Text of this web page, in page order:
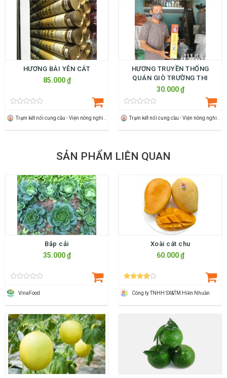
HƯƠNG BÀI YÊN CÁT
85.000 ₫
HƯƠNG TRUYỀN THỐNG
QUÁN GIÒ TRƯỜNG THI
30.000 ₫
SẢN PHẨM LIÊN QUAN
Bắp cải
35.000 ₫
VinaFood
Xoài cát chu
60.000 ₫
Công ty TNHH SX&TM Hiền Nhuần